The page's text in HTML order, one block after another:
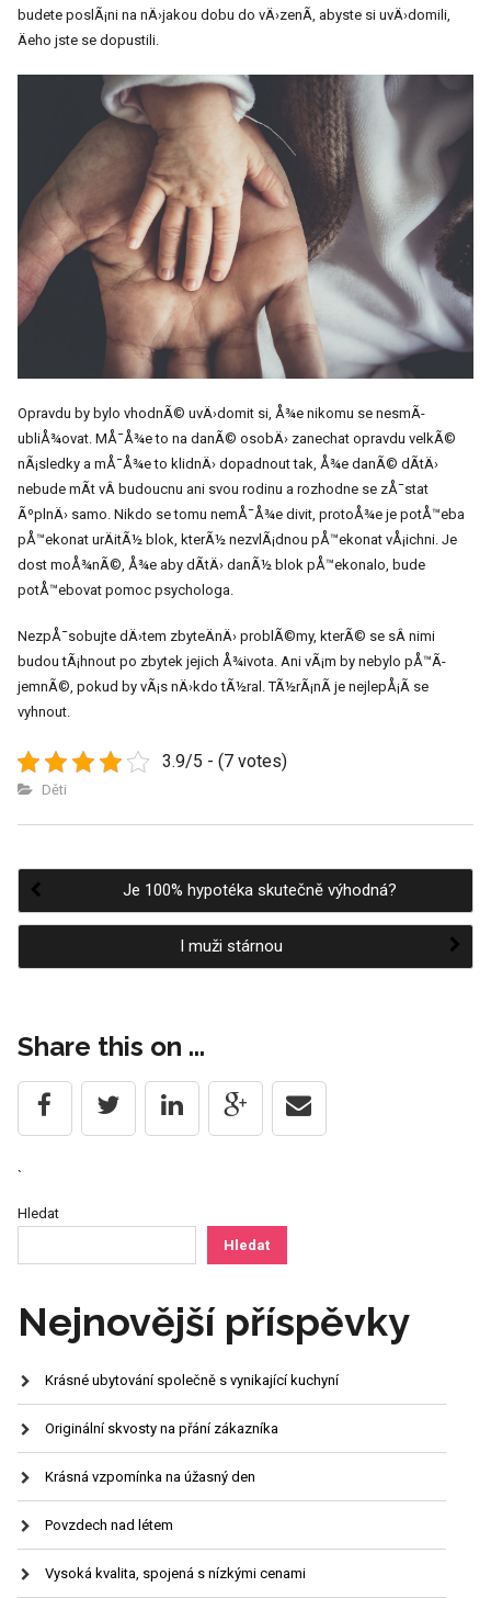
budete poslÃ¡ni na nÄ›jakou dobu do vÄ›zenÃ­, abyste si uvÄ›domili,
Äeho jste se dopustili.
Opravdu by bylo vhodnÃ© uvÄ›domit si, Å¾e nikomu se nesmÃ­
ubliÅ¾ovat. MÅ¯Å¾e to na danÃ© osobÄ› zanechat opravdu velkÃ©
nÃ¡sledky a mÅ¯Å¾e to klidnÄ› dopadnout tak, Å¾e danÃ© dÃ­tÄ›
nebude mÃ­t vÂ budoucnu ani svou rodinu a rozhodne se zÅ¯stat
ÃºplnÄ› samo. Nikdo se tomu nemÅ¯Å¾e divit, protoÅ¾e je potÅ™eba
pÅ™ekonat urÄitÃ½ blok, kterÃ½ nezvlÃ¡dnou pÅ™ekonat vÅ¡ichni. Je
dost moÅ¾nÃ©, Å¾e aby dÃ­tÄ› danÃ½ blok pÅ™ekonalo, bude
potÅ™ebovat pomoc psychologa.
NezpÅ¯sobujte dÄ›tem zbyteÄnÄ› problÃ©my, kterÃ© se sÂ nimi
budou tÃ¡hnout po zbytek jejich Å¾ivota. Ani vÃ¡m by nebylo pÅ™Ã­
jemnÃ©, pokud by vÃ¡s nÄ›kdo tÃ½ral. TÃ½rÃ¡nÃ­ je nejlepÅ¡Ã­ se
vyhnout.
3.9/5 - (7 votes)
Děti
PostJe 100% hypotéka skutečně výhodná?
I muži stárnou
Share this on ...
`
Hledat
Hledat
Nejnovější příspěvky
Krásné ubytování společně s vynikající kuchyní
Originální skvosty na přání zákazníka
Krásná vzpomínka na úžasný den
Povzdech nad létem
Vysoká kvalita, spojená s nízkými cenami